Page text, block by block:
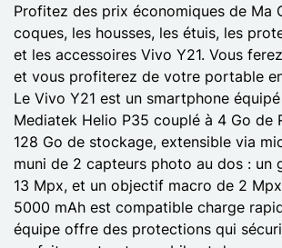
Profitez des prix économiques de Ma
coques, les housses, les étuis, les
et les accessoires Vivo Y21. Vous
et vous profiterez de votre portable
Le Vivo Y21 est un smartphone
Mediatek Helio P35 couplé à 4 Go de
128 Go de stockage, extensible via
muni de 2 capteurs photo au dos : un
13 Mpx, et un objectif macro de 2
5000 mAh est compatible charge
équipe offre des protections qui